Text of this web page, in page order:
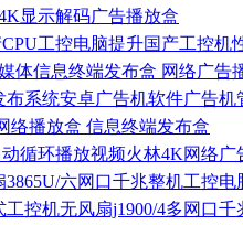
显示解码广告播放盒
工控电脑提升国产工控机
体信息终端发布盒 网络广告
系统安卓广告机软件广告机
络播放盒 信息终端发布盒
循环播放视频火林4K网络广
六网口千兆整机工控
控机无风扇j1900/4多网口